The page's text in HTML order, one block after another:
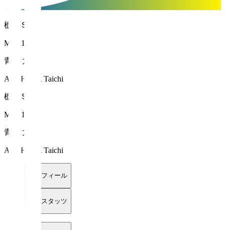
栃木ＳＣ
MF 11
青島 太一
AOSHIMA Taichi
栃木ＳＣ
MF 11
青島 太一
AOSHIMA Taichi
プロフィール
詳細スタッツ